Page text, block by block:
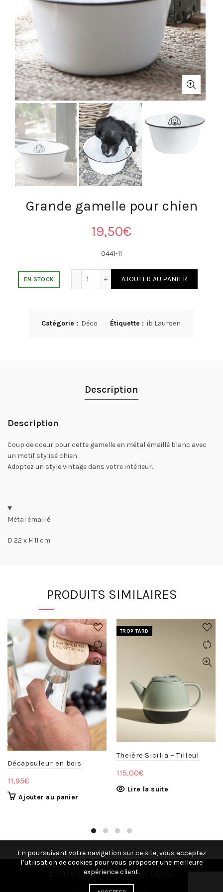
Grande gamelle pour chien
19,50€
0441-11
EN STOCK AJOUTER AU PANIER
Catégorie : Déco Étiquette : ib Laursen
Description
Description
Coup de coeur pour cette gamelle en métal émaillé blanc avec
un motif stylisé chien.
Adoptez un style vintage dans votre intérieur.
Métal émaillé
D 22 x H 11 cm
PRODUITS SIMILAIRES
Décapsuleur en bois
11,95€
Ajouter au panier
TROP TARD
Theière Sicilia – Tilleul
115,00€
Lire la suite
© 2019 OGOON |CGV|Mentions Légales
En poursuivant votre navigation sur ce site, vous acceptez
l’utilisation de cookies pour vous proposer une meilleure
expérience client.